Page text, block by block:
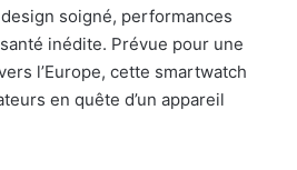
soigné, performances
inédite. Prévue pour une
l’Europe, cette smartwatch
en quête d’un appareil